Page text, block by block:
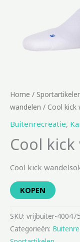
Home /
wandelen / Cool kick
Buitenrecreatie,
Cool
Cool kick
KOPEN
SKU: vrijbuiter-
Categorieën: